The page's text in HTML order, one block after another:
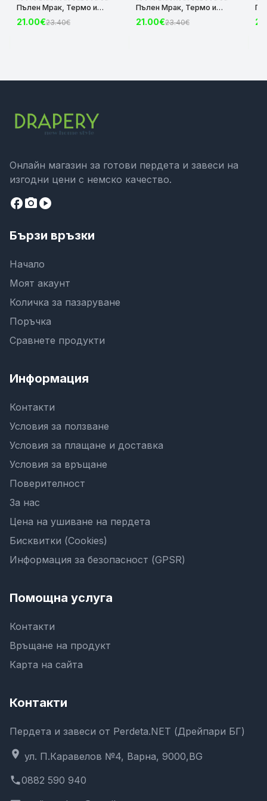
Пълен Мрак, Термо и
Шумоизолираща с коланче
цвят Крем, 175х140 и
21.00€23.40€
Пълен Мрак, Термо и
Шумоизолираща с коланче
цвят Сив, 175х140 и
21.00€23.40€
Онлайн магазин за готови пердета и завеси на
изгодни цени с немско качество.
facebookcamera_altplay_circle
Бързи връзки
Начало
Моят акаунт
Количка за пазаруване
Поръчка
Сравнете продукти
Информация
Контакти
Условия за ползване
Условия за плащане и доставка
Условия за връщане
Поверителност
За нас
Цена на ушиване на пердета
Бисквитки (Cookies)
Информация за безопасност (GPSR)
Помощна услуга
Контакти
Връщане на продукт
Карта на сайта
Контакти
Пердета и завеси от Perdeta.NET (Дрейпари БГ)
location_on ул. П.Каравелов №4, Варна, 9000,BG
phone0882 590 940